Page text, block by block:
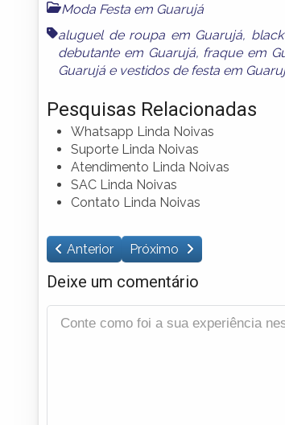
Moda Festa em Guarujá
aluguel de roupa em Guarujá,
debutante em Guarujá, fraque em
Guarujá e vestidos de festa em
Pesquisas Relacionadas
Whatsapp Linda Noivas
Suporte Linda Noivas
Atendimento Linda Noivas
SAC Linda Noivas
Contato Linda Noivas
Anterior Próximo
Deixe um comentário